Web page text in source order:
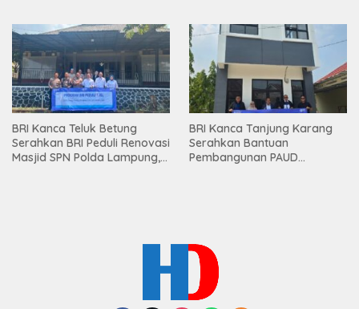
Mesuji
BRI Kanca Teluk Betung
Serahkan BRI Peduli Renovasi
Masjid SPN Polda Lampung,
BRI Kanca Tanjung Karang
Serahkan Bantuan
Pembangunan PAUD